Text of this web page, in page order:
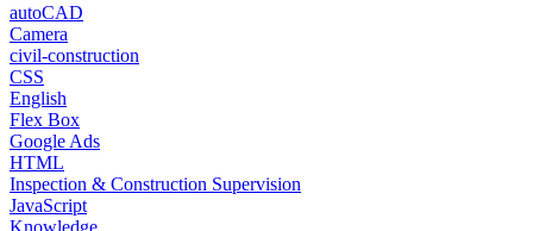
autoCAD
Camera
civil-construction
CSS
English
Flex Box
Google Ads
HTML
Inspection & Construction Supervision
JavaScript
Knowledge